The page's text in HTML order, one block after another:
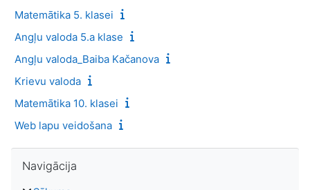
Matemātika 5. klasei
Angļu valoda 5.a klase
Angļu valoda_Baiba Kačanova
Krievu valoda
Matemātika 10. klasei
Web lapu veidošana
Navigācija